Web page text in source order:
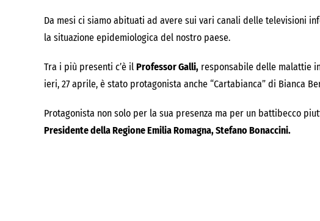
Da mesi ci siamo abituati ad avere sui vari canali delle televisioni
la situazione epidemiologica del nostro paese.
Tra i più presenti c’è il Professor Galli, responsabile delle malattie
ieri, 27 aprile, è stato protagonista anche “Cartabianca” di Bianca
Protagonista non solo per la sua presenza ma per un battibecco
Presidente della Regione Emilia Romagna, Stefano Bonaccini.